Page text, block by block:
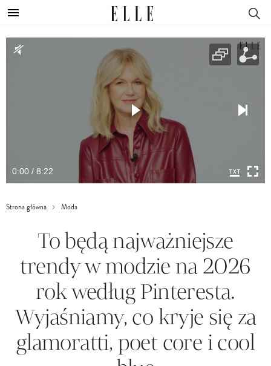
0:00 / 8:22
Strona główna Moda
To będą najważniejsze
trendy w modzie na 2026
rok według Pinteresta.
Wyjaśniamy, co kryje się za
glamoratti, poet core i cool